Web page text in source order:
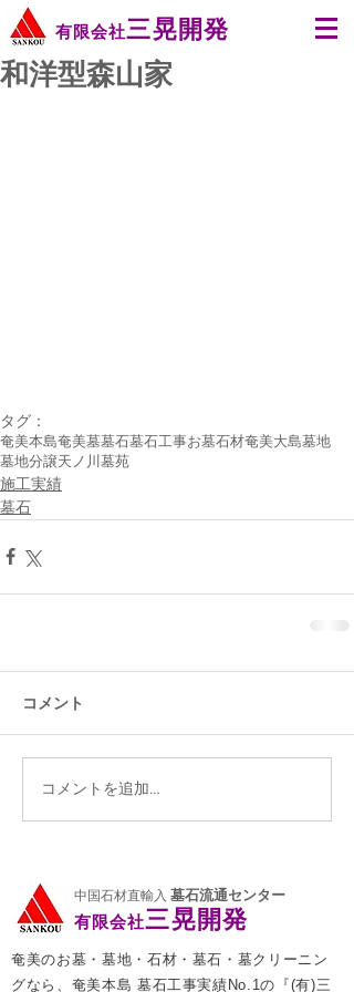
有限会社三晃開発
和洋型森山家
タグ：
奄美本島奄美墓墓石墓石工事お墓石材奄美大島墓地
墓地分譲天ノ川墓苑
施工実績
墓石
コメント
コメントを追加…
有限会社三晃開発
中国石材直輸入 墓石流通センター
奄美のお墓・墓地・石材・墓石・墓クリーニン
グなら、奄美本島 墓石工事実績No.1の『(有)三